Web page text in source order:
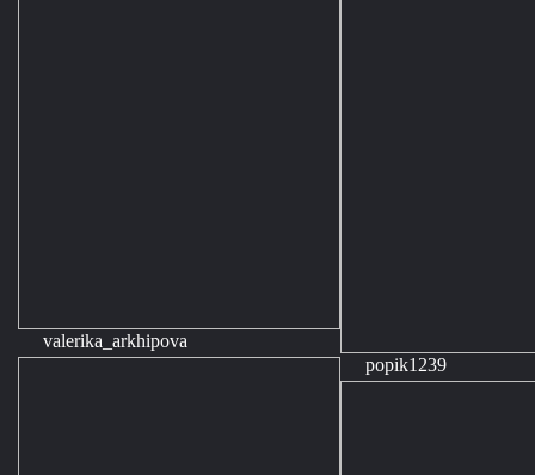
valerika_arkhipova
popik1239